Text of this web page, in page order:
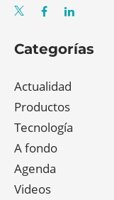
Categorías
Actualidad
Productos
Tecnología
A fondo
Agenda
Videos